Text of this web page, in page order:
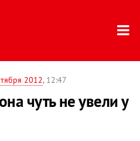
2012, 12:47
чуть не увели у